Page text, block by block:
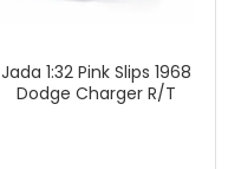
Jada 1:32 Pink Slips 1968
Dodge Charger R/T